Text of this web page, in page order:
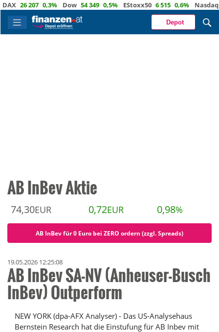
26 207 0,3% Dow 54 349 0,5% EStoxx50 6 515 0,6% Nasdaq 29
Depot
AB InBev Aktie
74,30EUR 0,72EUR 0,98%
AB InBev für 0 Euro bei ZERO ordern (zzgl. Spreads)
19.05.2026 12:25:08
AB InBev SA-NV (Anheuser-Busch
InBev) Outperform
NEW YORK (dpa-AFX Analyser) - Das US-Analysehaus
Bernstein Research hat die Einstufung für AB Inbev mit